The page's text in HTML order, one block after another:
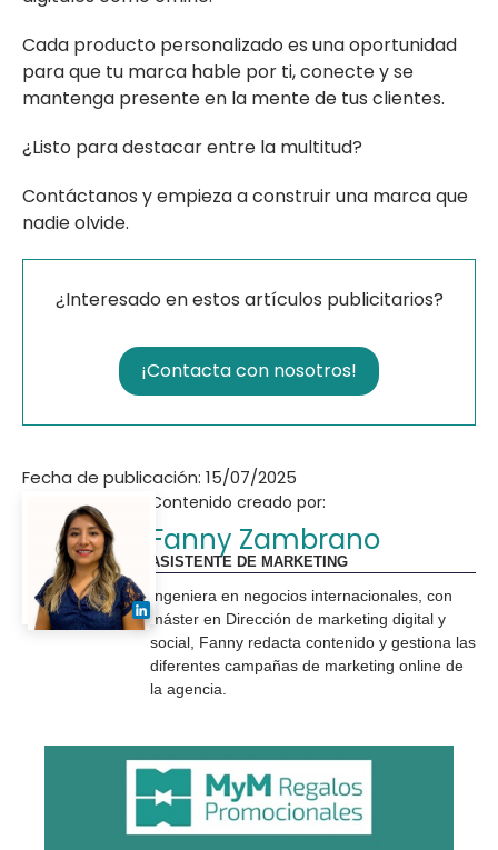
Cada producto personalizado es una oportunidad
para que tu marca hable por ti, conecte y se
mantenga presente en la mente de tus clientes.
¿Listo para destacar entre la multitud?
Contáctanos y empieza a construir una marca que
nadie olvide.
¿Interesado en estos artículos publicitarios?
¡Contacta con nosotros!
Fecha de publicación: 15/07/2025
Contenido creado por:
Fanny Zambrano
ASISTENTE DE MARKETING
Ingeniera en negocios internacionales, con
máster en Dirección de marketing digital y
social, Fanny redacta contenido y gestiona las
diferentes campañas de marketing online de
la agencia.